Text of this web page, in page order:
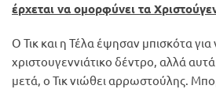
έρχεται να ομορφύνει τα
Ο Τικ και η Τέλα έψησαν μπισκότα για
χριστουγεννιάτικο δέντρο, αλλά
μετά, ο Τικ νιώθει αρρωστούλης.